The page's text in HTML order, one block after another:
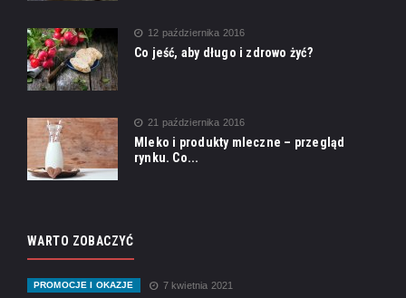
12 października 2016
Co jeść, aby długo i zdrowo żyć?
21 października 2016
Mleko i produkty mleczne – przegląd
rynku. Co...
WARTO ZOBACZYĆ
PROMOCJE I OKAZJE 7 kwietnia 2021